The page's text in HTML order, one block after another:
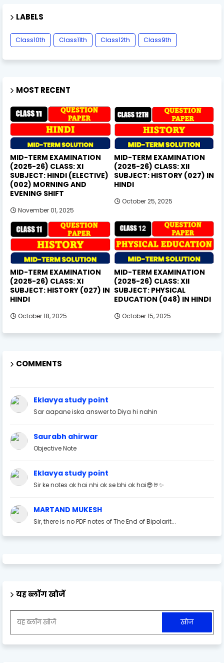
LABELS
Class10th Class11th Class12th Class9th
MOST RECENT
MID-TERM EXAMINATION
(2025-26) CLASS: XI
SUBJECT: HINDI (ELECTIVE)
(002) MORNING AND
EVENING SHIFT
November 01, 2025
MID-TERM EXAMINATION
(2025-26) CLASS: XII
SUBJECT: HISTORY (027) IN
HINDI
October 25, 2025
MID-TERM EXAMINATION
(2025-26) CLASS: XI
SUBJECT: HISTORY (027) IN
HINDI
October 18, 2025
MID-TERM EXAMINATION
(2025-26) CLASS: XII
SUBJECT: PHYSICAL
EDUCATION (048) IN HINDI
October 15, 2025
COMMENTS
Eklavya study point
Sar aapane iska answer to Diya hi nahin
Saurabh ahirwar
Objective Note
Eklavya study point
Sir ke notes ok hai nhi ok se bhi ok hai😎🤘✨
MARTAND MUKESH
Sir, there is no PDF notes of The End of Bipolarit...
यह ब्लॉग खोजें